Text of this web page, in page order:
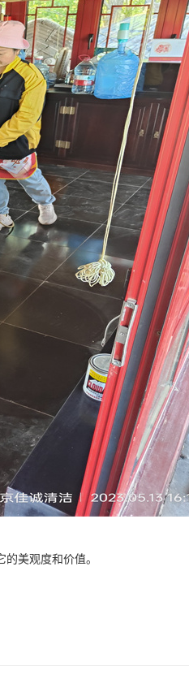
美观度和价值。